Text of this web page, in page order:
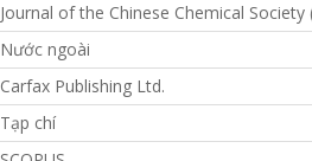
Journal of the Chinese Chemical Society
Nước ngoài
Carfax Publishing Ltd.
Tạp chí